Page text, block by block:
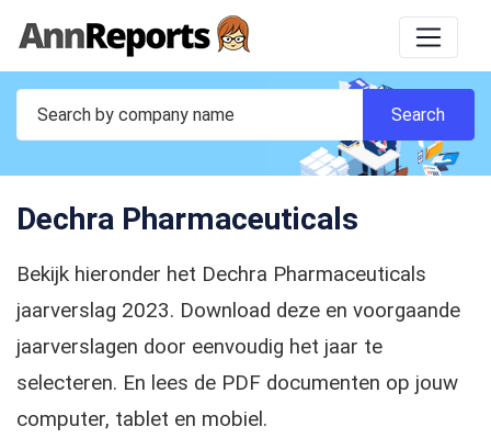
Dechra Pharmaceuticals
Bekijk hieronder het Dechra Pharmaceuticals
jaarverslag 2023. Download deze en voorgaande
jaarverslagen door eenvoudig het jaar te
selecteren. En lees de PDF documenten op jouw
computer, tablet en mobiel.